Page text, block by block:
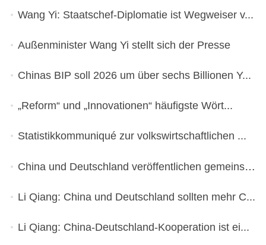
Wang Yi: Staatschef-Diplomatie ist Wegweiser v...
Außenminister Wang Yi stellt sich der Presse
Chinas BIP soll 2026 um über sechs Billionen Y...
„Reform“ und „Innovationen“ häufigste Wört...
Statistikkommuniqué zur volkswirtschaftlichen ...
China und Deutschland veröffentlichen gemeinsa...
Li Qiang: China und Deutschland sollten mehr C...
Li Qiang: China-Deutschland-Kooperation ist ei...